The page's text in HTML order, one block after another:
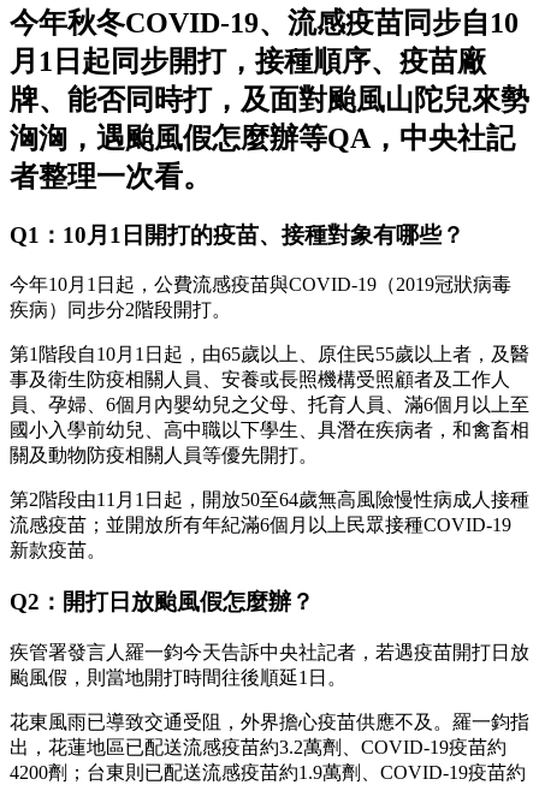
今年秋冬COVID-19、流感疫苗同步自10
月1日起同步開打，接種順序、疫苗廠
牌、能否同時打，及面對颱風山陀兒來勢
洶洶，遇颱風假怎麼辦等QA，中央社記
者整理一次看。
Q1：10月1日開打的疫苗、接種對象有哪些？
今年10月1日起，公費流感疫苗與COVID-19（2019冠狀病毒
疾病）同步分2階段開打。
第1階段自10月1日起，由65歲以上、原住民55歲以上者，及醫
事及衛生防疫相關人員、安養或長照機構受照顧者及工作人
員、孕婦、6個月內嬰幼兒之父母、托育人員、滿6個月以上至
國小入學前幼兒、高中職以下學生、具潛在疾病者，和禽畜相
關及動物防疫相關人員等優先開打。
第2階段由11月1日起，開放50至64歲無高風險慢性病成人接種
流感疫苗；並開放所有年紀滿6個月以上民眾接種COVID-19
新款疫苗。
Q2：開打日放颱風假怎麼辦？
疾管署發言人羅一鈞今天告訴中央社記者，若遇疫苗開打日放
颱風假，則當地開打時間往後順延1日。
花東風雨已導致交通受阻，外界擔心疫苗供應不及。羅一鈞指
出，花蓮地區已配送流感疫苗約3.2萬劑、COVID-19疫苗約
4200劑；台東則已配送流感疫苗約1.9萬劑、COVID-19疫苗約